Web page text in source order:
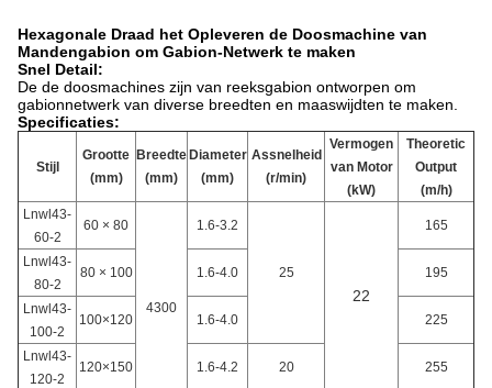
Hexagonale Draad het Opleveren de Doosmachine van
Mandengabion om Gabion-Netwerk te maken
Snel Detail:
De de doosmachines zijn van reeksgabion ontworpen om
gabionnetwerk van diverse breedten en maaswijdten te maken.
Specificaties:
Stijl
Grootte
(mm)
Breedte
(mm)
Diameter
(mm)
Assnelheid
(r/min)
Vermogen
van Motor
(kW)
Theoretic
Output
(m/h)
Lnwl43-
60-2
60 × 80
4300
1.6-3.2
25
22
165
Lnwl43-
80-2
80 × 100 1.6-4.0 195
Lnwl43-
100-2
100×120 1.6-4.0 225
Lnwl43-
120-2
120×150 1.6-4.2 20 255